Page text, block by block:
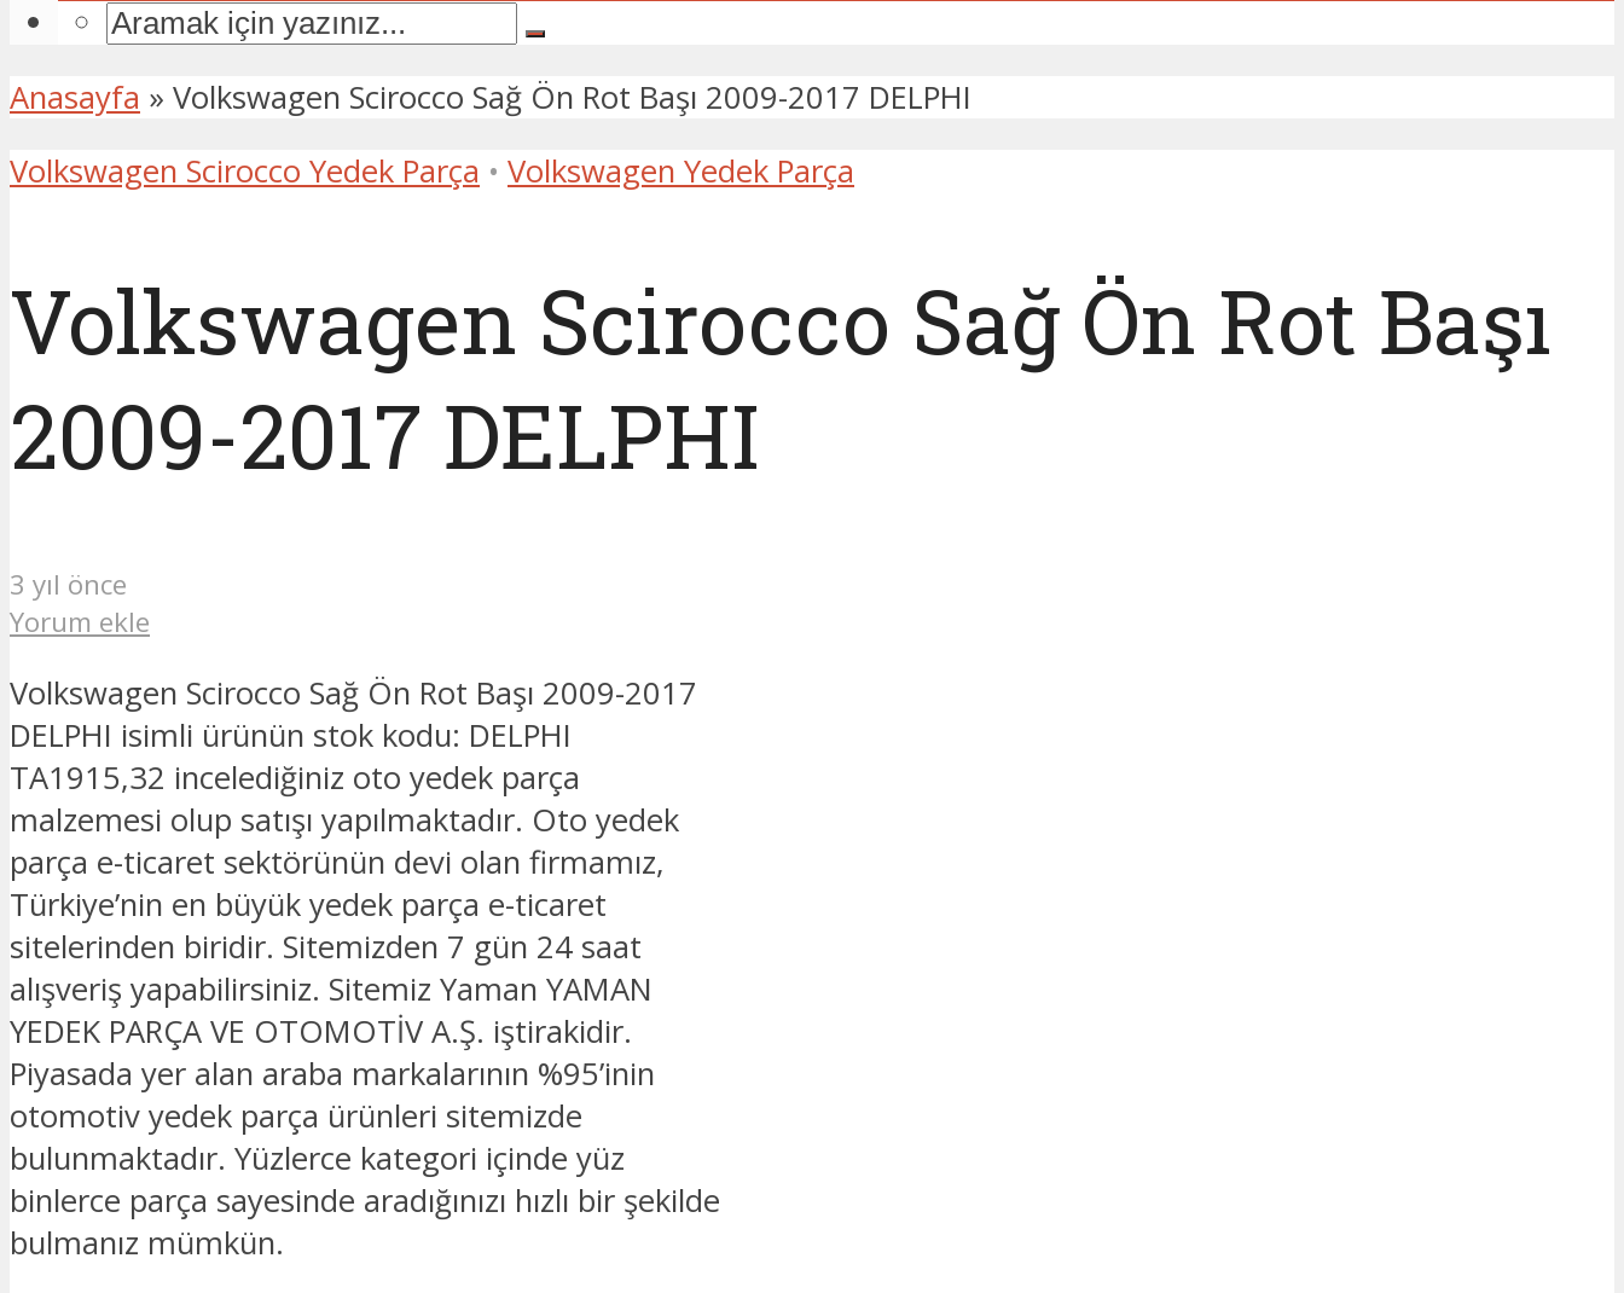
Anasayfa » Volkswagen Scirocco Sağ Ön Rot Başı 2009-2017 DELPHI
Volkswagen Scirocco Yedek Parça • Volkswagen Yedek Parça
Volkswagen Scirocco Sağ Ön Rot Başı
2009-2017 DELPHI
3 yıl önce
Yorum ekle
Volkswagen Scirocco Sağ Ön Rot Başı 2009-2017
DELPHI isimli ürünün stok kodu: DELPHI
TA1915,32 incelediğiniz oto yedek parça
malzemesi olup satışı yapılmaktadır. Oto yedek
parça e-ticaret sektörünün devi olan firmamız,
Türkiye’nin en büyük yedek parça e-ticaret
sitelerinden biridir. Sitemizden 7 gün 24 saat
alışveriş yapabilirsiniz. Sitemiz Yaman YAMAN
YEDEK PARÇA VE OTOMOTİV A.Ş. iştirakidir.
Piyasada yer alan araba markalarının %95’inin
otomotiv yedek parça ürünleri sitemizde
bulunmaktadır. Yüzlerce kategori içinde yüz
binlerce parça sayesinde aradığınızı hızlı bir şekilde
bulmanız mümkün.